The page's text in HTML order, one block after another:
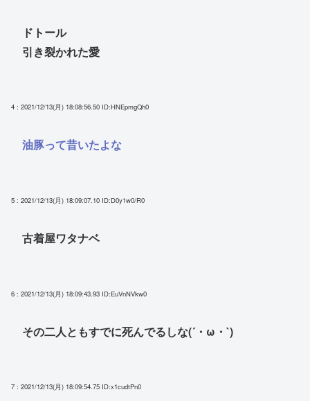
ドトール
引き裂かれた愛
4 : 2021/12/13(月) 18:08:56.50 ID:HNEpmgQh0
油豚って昔いたよな
5 : 2021/12/13(月) 18:09:07.10 ID:D0y1w0/R0
古着屋ワタナベ
6 : 2021/12/13(月) 18:09:43.93 ID:EuVnNVkw0
その二人ともすでに死んでるしな(´・ω・`)
7 : 2021/12/13(月) 18:09:54.75 ID:x1cudtPn0